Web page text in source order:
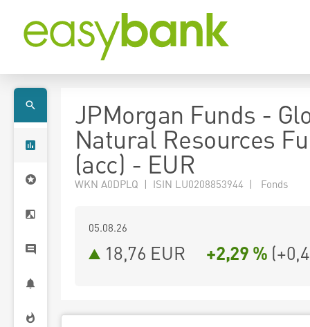
JPMorgan Funds -
Natural Resources
(acc) - EUR
WKN A0DPLQ | ISIN LU0208853944 | Fonds
05.08.26
18,76 EUR +2,29 % (